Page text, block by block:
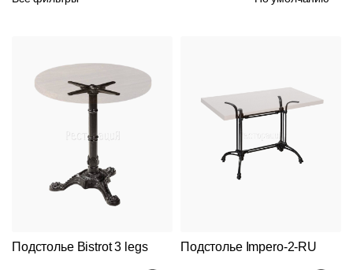
Подстолье Bistrot 3 legs Подстолье Impero-2-RU